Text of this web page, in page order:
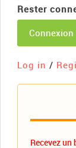
Rester
Connexion
Log in /
Recevez